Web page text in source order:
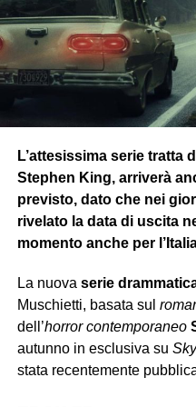
meccanismi che stanno
funzionano verosimilmente
lungometraggio.
Un esempio è la
censura
veicolate a proprio
servizio. L’ultimo fatto
costituzionaledi marzo, di
e in modo approfondito da
mentre nelle reti televisive
scorso mese se n’è parlato.
Le persone devono
aggiornate correttamente,
nel film, anche se il male è
agire di soppiatto sotto gli
quotidianain cui tutto è
POSTER
L’attesissima serie tratta
Stephen King, arriverà
previsto, dato che nei
rivelato la data di uscita
momento anche per
La nuova serie
Muschietti, basata sul
dell’horror contemporaneo
autunno in esclusiva su Sky
stata recentemente